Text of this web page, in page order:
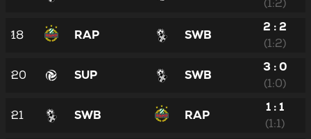
(1:2)
18 RAP SWB
2 : 2
(1:2)
20 SUP SWB
3 : 0
(1:0)
21 SWB RAP
1 : 1
(1:1)